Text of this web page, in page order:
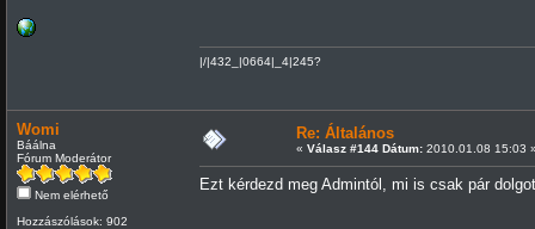
|/|432_|0664|_4|245?
Womi
Báálna
Fórum Moderátor
Nem elérhető
Hozzászólások: 902
Re: Általános
« Válasz #144 Dátum:2010.01.08 15:03
Ezt kérdezd meg Admintól, mi is csak pár